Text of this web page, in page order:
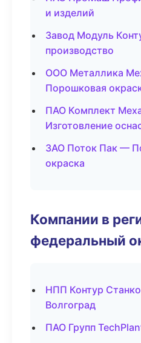
и изделий
Завод Модуль
производство
ООО Металлика
Порошковая
ПАО Комплект
Изготовление
ЗАО Поток Пак —
окраска
Компании в
федеральный
НПП Контур
Волгоград
ПАО Групп